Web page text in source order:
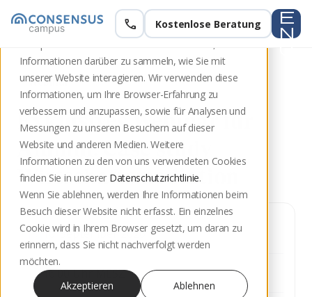
Diese Website speichert Cookies auf Ihrem
Informationen darüber zu sammeln, wie Sie mit
unserer Website interagieren. Wir verwenden diese
Informationen, um Ihre Browser-Erfahrung zu
verbessern und anzupassen, sowie für Analysen und
Messungen zu unseren Besuchern auf dieser
Website und anderen Medien. Weitere
Informationen zu den von uns verwendeten Cookies
finden Sie in unserer Datenschutzrichtlinie.
Wenn Sie ablehnen, werden Ihre Informationen beim
Besuch dieser Website nicht erfasst. Ein einzelnes
Cookie wird in Ihrem Browser gesetzt, um daran zu
erinnern, dass Sie nicht nachverfolgt werden
möchten.
Akzeptieren
Ablehnen
call Kostenlose Beratung
e
n
Webinar
Exklusives Webinar für
Alumni: Case study
Wirtschaftsmediation
10. September 2026
16:00 Uhr MESZ